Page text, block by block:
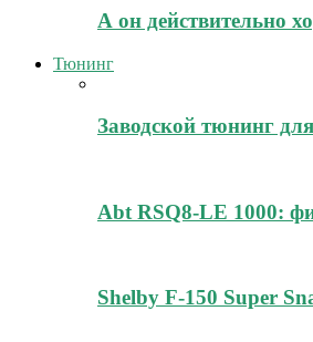
А он действительно
Тюнинг
Заводской тюнинг
Abt RSQ8-LE 1000:
Shelby F-150 Super